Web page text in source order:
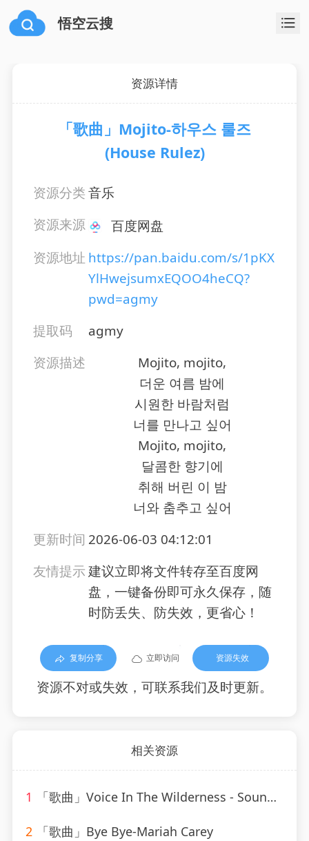
悟空云搜
资源详情
「歌曲」Mojito-하우스 룰즈
(House Rulez)
资源分类音乐
资源来源
百度网盘
资源地址 https://pan.baidu.com/s/1pKX
YlHwejsumxEQOO4heCQ?
pwd=agmy
提取码
agmy
资源描述
Mojito, mojito,
더운 여름 밤에
시원한 바람처럼
너를 만나고 싶어
Mojito, mojito,
달콤한 향기에
취해 버린 이 밤
너와 춤추고 싶어
更新时间 2026-06-03 04:12:01
友情提示建议立即将文件转存至百度网
盘，一键备份即可永久保存，随
时防丢失、防失效，更省心！
复制分享 立即访问 资源失效
资源不对或失效，可联系我们及时更新。
相关资源
1 「歌曲」Voice In The Wilderness - Sound-A-Like-Studio Group
2 「歌曲」Bye Bye-Mariah Carey